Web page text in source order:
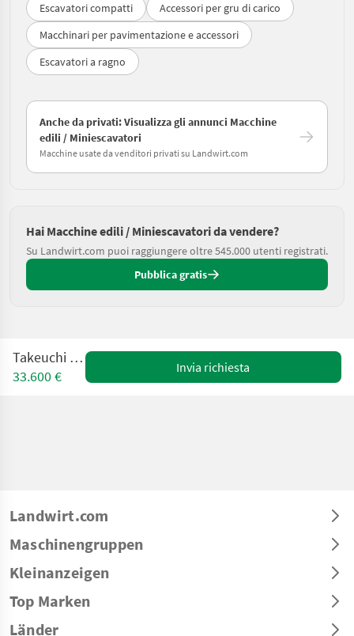
Escavatori compatti
Accessori per gru di carico
Macchinari per pavimentazione e accessori
Escavatori a ragno
Anche da privati: Visualizza gli annunci Macchine
edili / Miniescavatori
Macchine usate da venditori privati su Landwirt.com
Hai Macchine edili / Miniescavatori da vendere?
Su Landwirt.com puoi raggiungere oltre 545.000 utenti registrati.
Pubblica gratis
Takeuchi TB228
33.600 €
Invia richiesta
Landwirt.com
Maschinengruppen
Kleinanzeigen
Top Marken
Länder